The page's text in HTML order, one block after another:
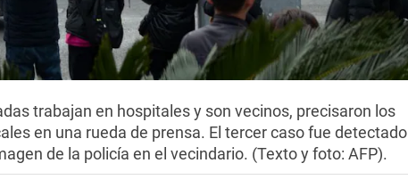
trabajan en hospitales y son vecinos, precisaron los
en una rueda de prensa. El tercer caso fue detectado
de la policía en el vecindario. (Texto y foto: AFP).